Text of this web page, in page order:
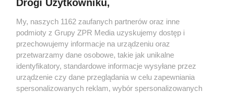
KONCERT U REDEMPTORYSTY
Sławomir Świerzyński królem imprezy u
Rydzyka. Bayer Full rozgrzał publiczność w
Drogi Użytkowniku,
My, naszych 1162 zaufanych partnerów oraz inne
podmioty z Grupy ZPR Media uzyskujemy dostęp i
przechowujemy informacje na urządzeniu oraz
przetwarzamy dane osobowe, takie jak unikalne
identyfikatory, standardowe informacje wysyłane przez
urządzenie czy dane przeglądania w celu zapewniania
spersonalizowanych reklam, wybór spersonalizowanych